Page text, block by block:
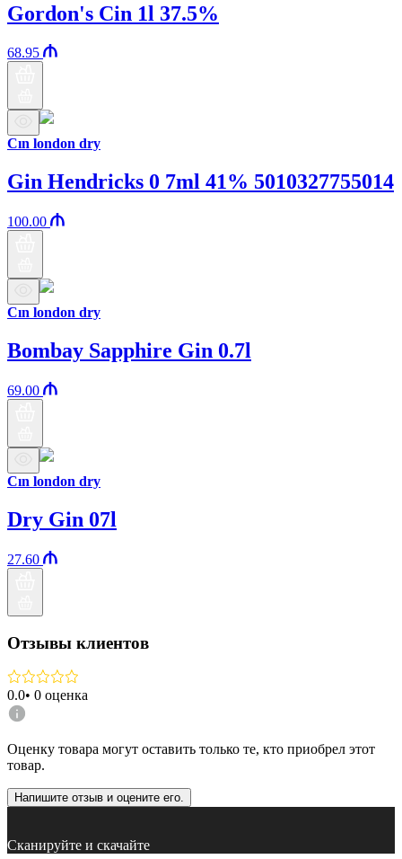
Gordon's Cin 1l 37.5%
68.95
Cın london dry
Gin Hendricks 0 7ml 41% 5010327755014
100.00
Cın london dry
Bombay Sapphire Gin 0.7l
69.00
Cın london dry
Dry Gin 07l
27.60
Отзывы клиентов
0.0• 0 оценка
Оценку товара могут оставить только те, кто приобрел этот
товар.
Напишите отзыв и оцените его.
Сканируйте и скачайте